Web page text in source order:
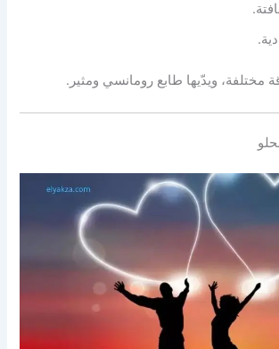
مختلفة، ويدّيها طابع رومانسي ومثير.